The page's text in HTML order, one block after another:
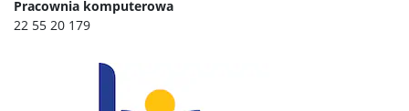
Pracownia komputerowa
22 55 20 179